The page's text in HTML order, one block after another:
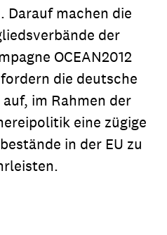
Darauf machen die
der
OCEAN2012
die deutsche
im Rahmen der
eine zügige
in der EU zu